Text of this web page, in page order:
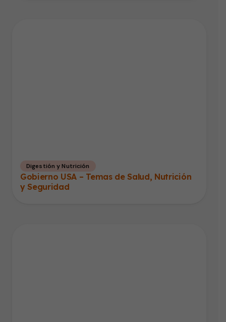
Digestión y Nutrición
Gobierno USA – Temas de Salud, Nutrición
y Seguridad